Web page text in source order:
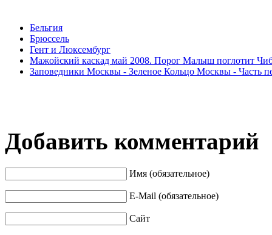
Бельгия
Брюссель
Гент и Люксембург
Мажойский каскад май 2008. Порог Малыш поглотит
Заповедники Москвы - Зеленое Кольцо Москвы - Часть
Добавить комментарий
Имя (обязательное)
E-Mail (обязательное)
Сайт